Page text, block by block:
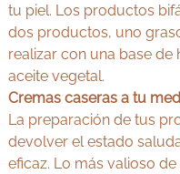
tu piel. Los productos
dos productos, uno
realizar con una base
aceite vegetal.
Cremas caseras a tu
La preparación de tus
devolver el estado
eficaz. Lo más valioso